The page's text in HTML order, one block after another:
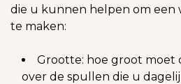
die u kunnen helpen om een
te maken:
Grootte: hoe groot moet
over de spullen die u